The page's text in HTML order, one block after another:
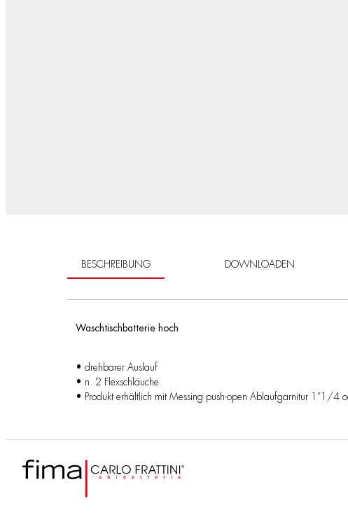
BESCHREIBUNG DOWNLOADEN
Waschtischbatterie hoch
• drehbarer Auslauf
• n. 2 Flexschläuche
• Produkt erhältlich mit Messing push-open Ablaufgarnitur 1”1/4